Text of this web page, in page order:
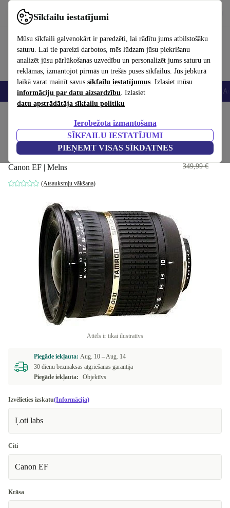
Sīkfailu iestatījumi
Mūsu sīkfaili galvenokārt ir paredzēti, lai rādītu jums atbilstošāku
saturu. Lai tie pareizi darbotos, mēs lūdzam jūsu piekrišanu
analizēt jūsu pārlūkošanas uzvedību un personalizēt jums saturu un
reklāmas, izmantojot pirmās un trešās puses sīkfailus. Jūs jebkurā
laikā varat mainīt savus sīkfailu iestatījumus. Izlasiet mūsu
informāciju par datu aizsardzību. Izlasiet
datu apstrādātāja sīkfailu politiku
Ierobežota izmantošana
SĪKFAILU IESTATĪJUMI
PIEŅEMT VISAS SĪKDATNES
Izmantojiet refurbed ātri un viegli
Viedtālruņi Portatīvie datori Planšetes Viedpulksteņi
Tamron 10-24mm f3.5-4.5 Di II
SP LD Canon
Canon EF | Melns
(Atsauksmju vākšana)
161,00 €
349,99 €
Attēls ir tikai ilustratīvs
Piegāde iekļauta: Aug. 10 –Aug. 14
30 dienu bezmaksas atgriešanas garantija
Piegāde iekļauta:
Objektīvs
Izvēlieties izskatu(Informācija)
Ļoti labs
Citi
Canon EF
Krāsa